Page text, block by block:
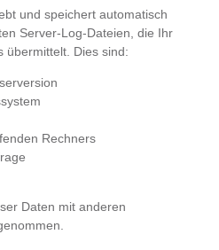
und speichert automatisch
Server-Log-Dateien, die Ihr
übermittelt. Dies sind:
Rechners
Daten mit anderen